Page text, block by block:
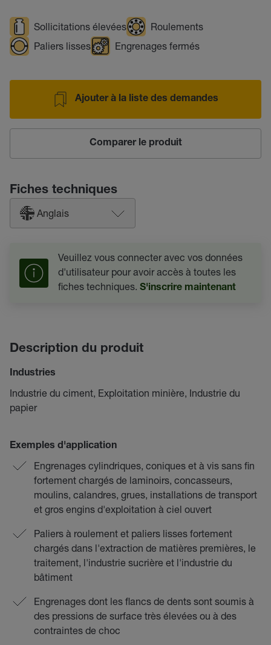
Sollicitations élevées
Roulements
Paliers lisses
Engrenages fermés
Ajouter à la liste des demandes
Comparer le produit
Fiches techniques
Anglais
Veuillez vous connecter avec vos données
d'utilisateur pour avoir accès à toutes les
fiches techniques. S'inscrire maintenant
Description du produit
Industries
Industrie du ciment, Exploitation minière, Industrie du
papier
Exemples d'application
Engrenages cylindriques, coniques et à vis sans fin
fortement chargés de laminoirs, concasseurs,
moulins, calandres, grues, installations de transport
et gros engins d'exploitation à ciel ouvert
Paliers à roulement et paliers lisses fortement
chargés dans l'extraction de matières premières, le
traitement, l'industrie sucrière et l'industrie du
bâtiment
Engrenages dont les flancs de dents sont soumis à
des pressions de surface très élevées ou à des
contraintes de choc